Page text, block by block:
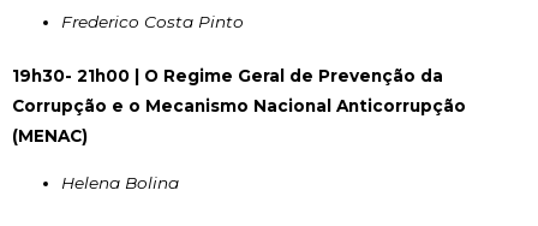
Frederico Costa Pinto
19h30- 21h00 | O Regime Geral de Prevenção da
Corrupção e o Mecanismo Nacional Anticorrupção
(MENAC)
Helena Bolina